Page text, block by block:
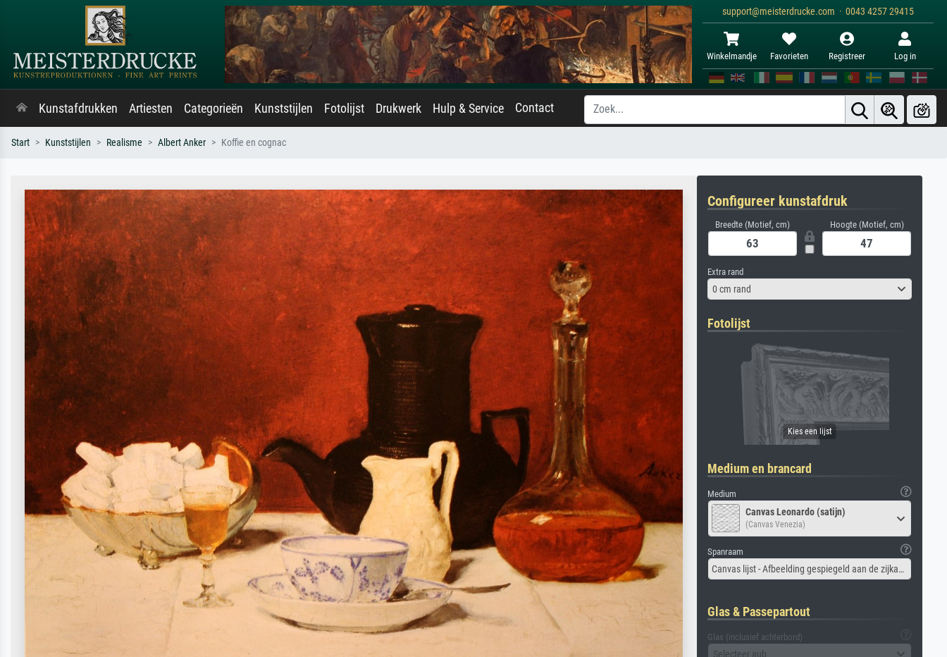
support@meisterdrucke.com · 0043 4257 29415
Winkelmandje Favorieten Registreer Log in
Kunstafdrukken Artiesten Categorieën Kunststijlen Fotolijst Drukwerk Hulp & Service Contact
Start Kunststijlen Realisme Albert Anker Koffie en cognac
Configureer kunstafdruk
Breedte (Motief, cm) Hoogte (Motief, cm)
Extra rand
0 cm rand
Fotolijst
Medium en brancard
Medium
Canvas Leonardo (satijn)
(Canvas Venezia)
Spanraam
Canvas lijst - Afbeelding gespiegeld aan de zijkant
Glas & Passepartout
Glas (inclusief achterbord)
Selecteer aub